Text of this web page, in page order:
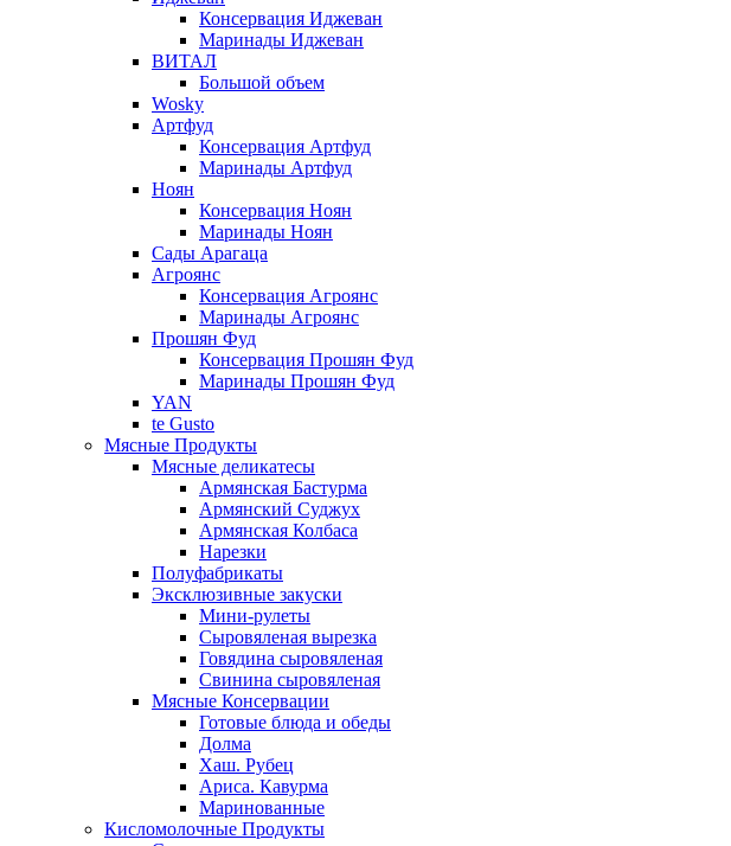
Консервация Иджеван
Маринады Иджеван
ВИТАЛ
Большой объем
Wosky
Артфуд
Консервация Артфуд
Маринады Артфуд
Ноян
Консервация Ноян
Маринады Ноян
Сады Арагаца
Агроянс
Консервация Агроянс
Маринады Агроянс
Прошян Фуд
Консервация Прошян Фуд
Маринады Прошян Фуд
YAN
te Gusto
Мясные Продукты
Мясные деликатесы
Армянская Бастурма
Армянский Суджух
Армянская Колбаса
Нарезки
Полуфабрикаты
Эксклюзивные закуски
Мини-рулеты
Сыровяленая вырезка
Говядина сыровяленая
Свинина сыровяленая
Мясные Консервации
Готовые блюда и обеды
Долма
Хаш. Рубец
Ариса. Кавурма
Маринованные
Кисломолочные Продукты